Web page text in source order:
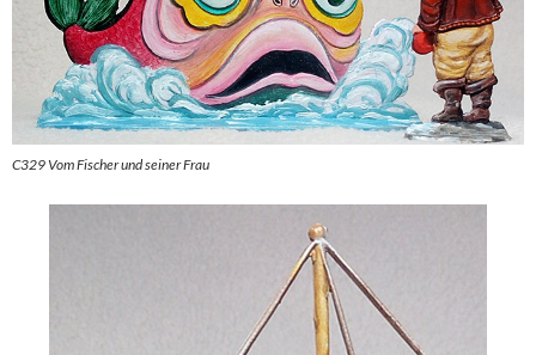
C329 Vom Fischer und seiner Frau